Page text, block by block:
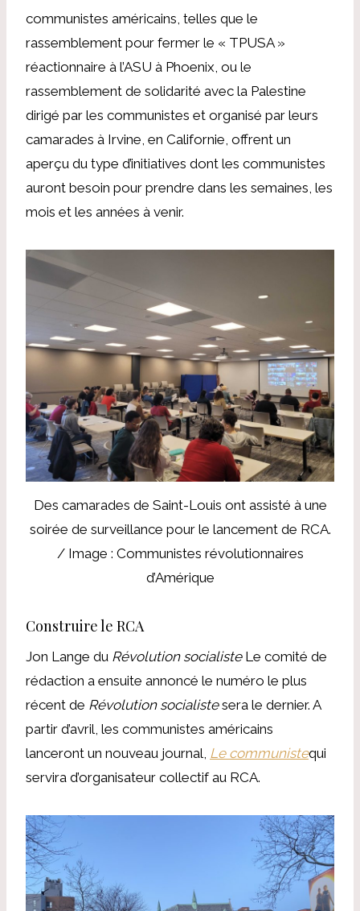
communistes américains, telles que le
rassemblement pour fermer le « TPUSA »
réactionnaire à l’ASU à Phoenix, ou le
rassemblement de solidarité avec la Palestine
dirigé par les communistes et organisé par leurs
camarades à Irvine, en Californie, offrent un
aperçu du type d’initiatives dont les communistes
auront besoin pour prendre dans les semaines, les
mois et les années à venir.
Des camarades de Saint-Louis ont assisté à une
soirée de surveillance pour le lancement de RCA.
/ Image : Communistes révolutionnaires
d’Amérique
Construire le RCA
Jon Lange du Révolution socialiste Le comité de
rédaction a ensuite annoncé le numéro le plus
récent de Révolution socialistesera le dernier. A
partir d’avril, les communistes américains
lanceront un nouveau journal, Le communistequi
servira d’organisateur collectif au RCA.